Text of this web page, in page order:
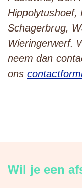
Hippolytushoef,
Schagerbrug,
Wieringerwerf.
neem dan
ons
Wil je een